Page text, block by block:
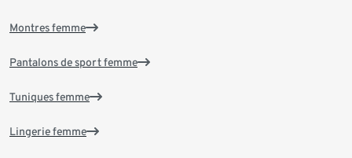
Montres femme
Pantalons de sport femme
Tuniques femme
Lingerie femme